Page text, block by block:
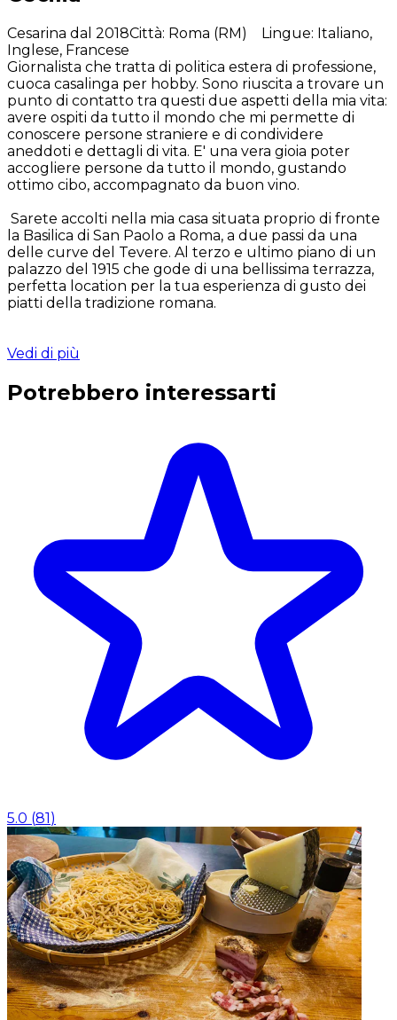
Cesarina dal 2018Città: Roma (RM) Lingue: Italiano,
Inglese, Francese
Giornalista che tratta di politica estera di professione,
cuoca casalinga per hobby. Sono riuscita a trovare un
punto di contatto tra questi due aspetti della mia vita:
avere ospiti da tutto il mondo che mi permette di
conoscere persone straniere e di condividere
aneddoti e dettagli di vita. E' una vera gioia poter
accogliere persone da tutto il mondo, gustando
ottimo cibo, accompagnato da buon vino.
Sarete accolti nella mia casa situata proprio di fronte
la Basilica di San Paolo a Roma, a due passi da una
delle curve del Tevere. Al terzo e ultimo piano di un
palazzo del 1915 che gode di una bellissima terrazza,
perfetta location per la tua esperienza di gusto dei
piatti della tradizione romana.
Vedi di più
Potrebbero interessarti
5.0 (81)